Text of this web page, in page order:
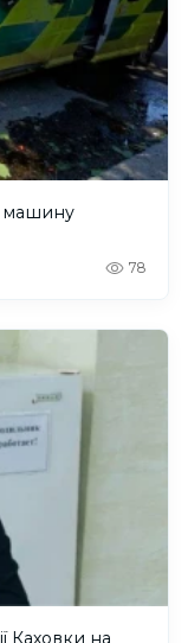
машину
78
Каховки на